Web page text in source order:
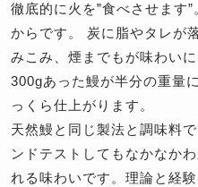
徹底的に火を”食べさせます
からです。 炭に脂やタレが
みこみ、煙までもが味わい
300gあった鰻が半分の重量
っくら仕上がります。
天然鰻と同じ製法と調味料
ンドテストしてもなかなか
れる味わいです。理論と経